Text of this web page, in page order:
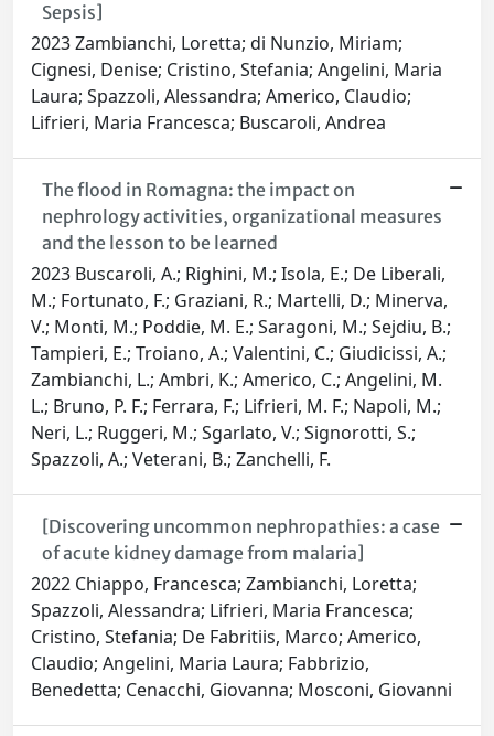
Sepsis]
2023 Zambianchi, Loretta; di Nunzio, Miriam;
Cignesi, Denise; Cristino, Stefania; Angelini, Maria
Laura; Spazzoli, Alessandra; Americo, Claudio;
Lifrieri, Maria Francesca; Buscaroli, Andrea
The flood in Romagna: the impact on
nephrology activities, organizational measures
and the lesson to be learned
2023 Buscaroli, A.; Righini, M.; Isola, E.; De Liberali,
M.; Fortunato, F.; Graziani, R.; Martelli, D.; Minerva,
V.; Monti, M.; Poddie, M. E.; Saragoni, M.; Sejdiu, B.;
Tampieri, E.; Troiano, A.; Valentini, C.; Giudicissi, A.;
Zambianchi, L.; Ambri, K.; Americo, C.; Angelini, M.
L.; Bruno, P. F.; Ferrara, F.; Lifrieri, M. F.; Napoli, M.;
Neri, L.; Ruggeri, M.; Sgarlato, V.; Signorotti, S.;
Spazzoli, A.; Veterani, B.; Zanchelli, F.
[Discovering uncommon nephropathies: a case
of acute kidney damage from malaria]
2022 Chiappo, Francesca; Zambianchi, Loretta;
Spazzoli, Alessandra; Lifrieri, Maria Francesca;
Cristino, Stefania; De Fabritiis, Marco; Americo,
Claudio; Angelini, Maria Laura; Fabbrizio,
Benedetta; Cenacchi, Giovanna; Mosconi, Giovanni